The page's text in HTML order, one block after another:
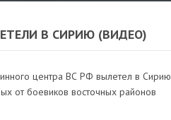
В СИРИЮ (ВИДЕО)
центра ВС РФ вылетел в Сирию
от боевиков восточных районов